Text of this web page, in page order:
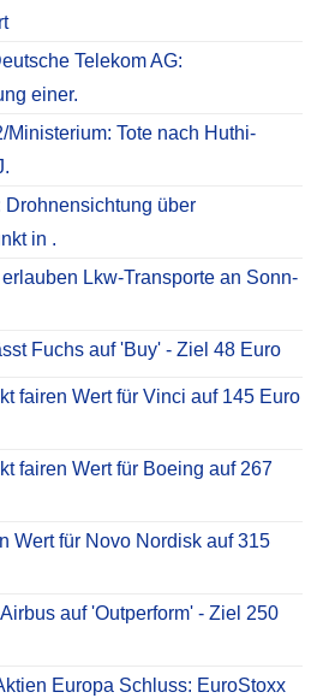
Telekom AG:
einer.
Ministerium: Tote nach Huthi-
Drohnensichtung über
in .
Lkw-Transporte an Sonn-
Fuchs auf 'Buy' - Ziel 48 Euro
fairen Wert für Vinci auf 145 Euro
fairen Wert für Boeing auf 267
Wert für Novo Nordisk auf 315
auf 'Outperform' - Ziel 250
Europa Schluss: EuroStoxx